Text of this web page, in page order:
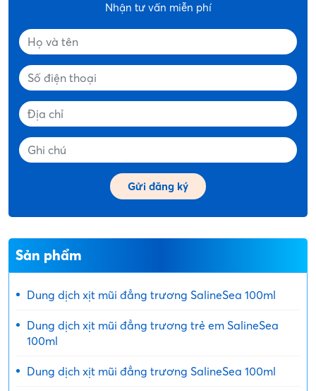
Nhận tư vấn miễn phí
Sản phẩm
Dung dịch xịt mũi đẳng trương SalineSea 100ml
Dung dịch xịt mũi đẳng trương trẻ em SalineSea
100ml
Dung dịch xịt mũi đẳng trương SalineSea 100ml